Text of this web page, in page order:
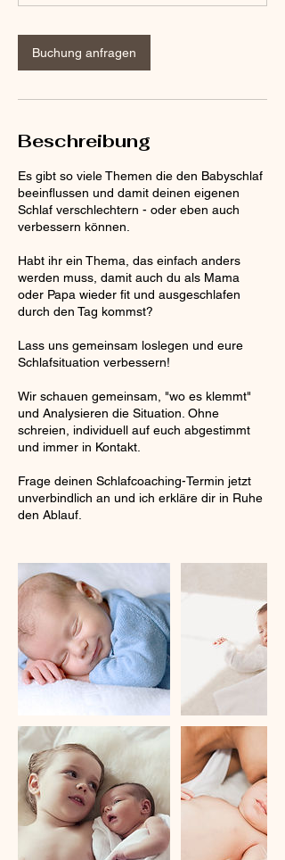
Buchung anfragen
Beschreibung
Es gibt so viele Themen die den Babyschlaf
beeinflussen und damit deinen eigenen
Schlaf verschlechtern - oder eben auch
verbessern können.
Habt ihr ein Thema, das einfach anders
werden muss, damit auch du als Mama
oder Papa wieder fit und ausgeschlafen
durch den Tag kommst?
Lass uns gemeinsam loslegen und eure
Schlafsituation verbessern!
Wir schauen gemeinsam, "wo es klemmt"
und Analysieren die Situation. Ohne
schreien, individuell auf euch abgestimmt
und immer in Kontakt.
Frage deinen Schlafcoaching-Termin jetzt
unverbindlich an und ich erkläre dir in Ruhe
den Ablauf.